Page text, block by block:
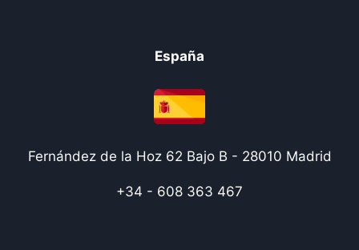
España
Fernández de la Hoz 62 Bajo B - 28010 Madrid
+34 - 608 363 467